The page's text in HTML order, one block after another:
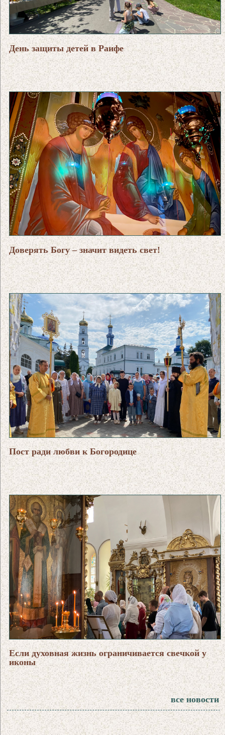
День защиты детей в Раифе
Доверять Богу – значит видеть свет!
Пост ради любви к Богородице
Если духовная жизнь ограничивается свечкой у
иконы
все новости